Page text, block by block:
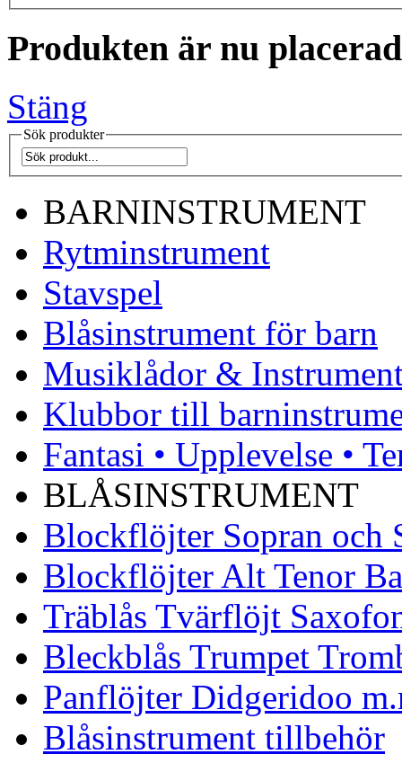
Produkten är nu
Stäng
Sök produkter
BARNINSTRUMENT
Rytminstrument
Stavspel
Blåsinstrument för barn
Musiklådor &
Klubbor till
Fantasi • Upplevelse •
BLÅSINSTRUMENT
Blockflöjter Sopran och
Blockflöjter Alt Tenor
Träblås Tvärflöjt
Bleckblås Trumpet
Panflöjter Didgeridoo
Blåsinstrument tillbehör